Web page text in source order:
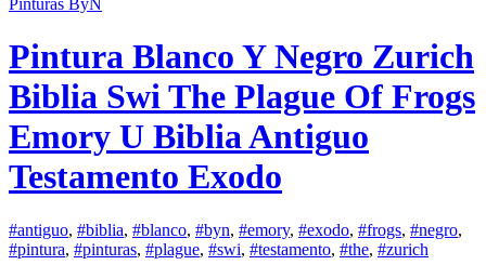
Pinturas ByN
Pintura Blanco Y Negro Zurich
Biblia Swi The Plague Of Frogs
Emory U Biblia Antiguo
Testamento Exodo
#antiguo, #biblia, #blanco, #byn, #emory, #exodo, #frogs, #negro,
#pintura, #pinturas, #plague, #swi, #testamento, #the, #zurich